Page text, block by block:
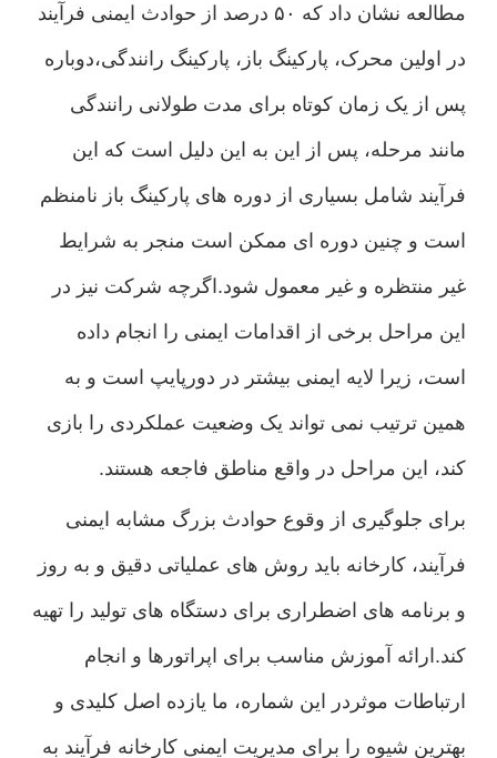
مطالعه نشان داد که ۵۰ درصد از حوادث ایمنی فرآیند
در اولین محرک، پارکینگ باز، پارکینگ رانندگی،دوباره
پس از یک زمان کوتاه برای مدت طولانی رانندگی
مانند مرحله، پس از این به این دلیل است که این
فرآیند شامل بسیاری از دوره های پارکینگ باز نامنظم
است و چنین دوره ای ممکن است منجر به شرایط
غیر منتظره و غیر معمول شود.اگرچه شرکت نیز در
این مراحل برخی از اقدامات ایمنی را انجام داده
است، زیرا لایه ایمنی بیشتر در دورپایپ است و به
همین ترتیب نمی تواند یک وضعیت عملکردی را بازی
کند، این مراحل در واقع مناطق فاجعه هستند.
برای جلوگیری از وقوع حوادث بزرگ مشابه ایمنی
فرآیند، کارخانه باید روش های عملیاتی دقیق و به روز
و برنامه های اضطراری برای دستگاه های تولید را تهیه
کند.ارائه آموزش مناسب برای اپراتورها و انجام
ارتباطات موثردر این شماره، ما یازده اصل کلیدی و
بهترین شیوه را برای مدیریت ایمنی کارخانه فرآیند به